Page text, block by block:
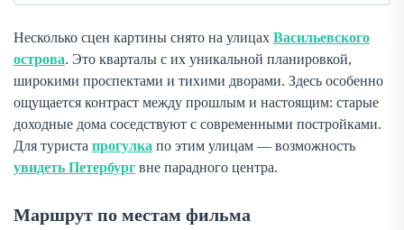
Несколько сцен картины снято на улицах Васильевского
острова. Это кварталы с их уникальной планировкой,
широкими проспектами и тихими дворами. Здесь особенно
ощущается контраст между прошлым и настоящим: старые
доходные дома соседствуют с современными постройками.
Для туриста прогулка по этим улицам — возможность
увидеть Петербург вне парадного центра.
Маршрут по местам фильма